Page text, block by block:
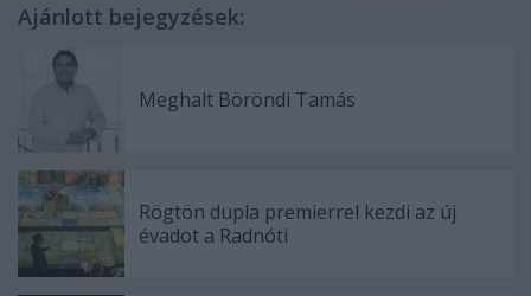
Ajánlott bejegyzések:
Meghalt Böröndi Tamás
Rögtön dupla premierrel kezdi az új
évadot a Radnóti